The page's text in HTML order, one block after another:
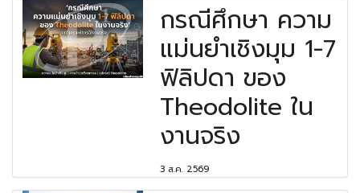
กรณีศึกษา ความ
แม่นยำเชิงมุม 1-7
ฟิลิปดา ของ
Theodolite ใน
งานจริง
3 ส.ค. 2569